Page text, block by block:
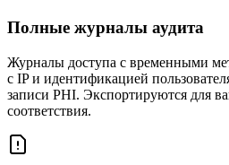
Полные журналы аудита
Журналы доступа с временными
с IP и идентификацией
записи PHI. Экспортируются для
соответствия.